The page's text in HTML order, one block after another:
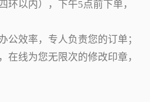
环以内），下午5点前下单，
公效率，专人负责您的订单；
在线为您无限次的修改印章，